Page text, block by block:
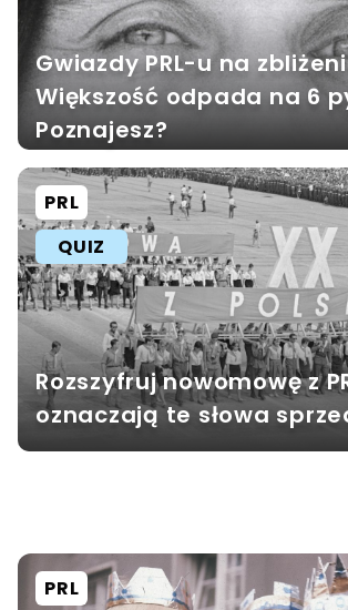
Gwiazdy PRL-u na
Większość odpada na 6
Poznajesz?
PRL
QUIZ
Rozszyfruj nowomowę z
oznaczają te słowa
PRL